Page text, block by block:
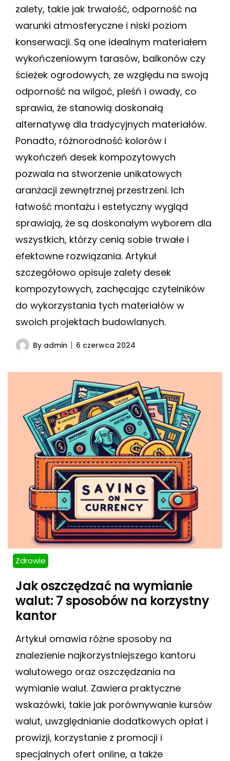
zalety, takie jak trwałość, odporność na
warunki atmosferyczne i niski poziom
konserwacji. Są one idealnym materiałem
wykończeniowym tarasów, balkonów czy
ścieżek ogrodowych, ze względu na swoją
odporność na wilgoć, pleśń i owady, co
sprawia, że stanowią doskonałą
alternatywę dla tradycyjnych materiałów.
Ponadto, różnorodność kolorów i
wykończeń desek kompozytowych
pozwala na stworzenie unikatowych
aranżacji zewnętrznej przestrzeni. Ich
łatwość montażu i estetyczny wygląd
sprawiają, że są doskonałym wyborem dla
wszystkich, którzy cenią sobie trwałe i
efektowne rozwiązania. Artykuł
szczegółowo opisuje zalety desek
kompozytowych, zachęcając czytelników
do wykorzystania tych materiałów w
swoich projektach budowlanych.
By admin 6 czerwca 2024
Zdrowie
Jak oszczędzać na wymianie
walut: 7 sposobów na korzystny
kantor
Artykuł omawia różne sposoby na
znalezienie najkorzystniejszego kantoru
walutowego oraz oszczędzania na
wymianie walut. Zawiera praktyczne
wskazówki, takie jak porównywanie kursów
walut, uwzględnianie dodatkowych opłat i
prowizji, korzystanie z promocji i
specjalnych ofert online, a także